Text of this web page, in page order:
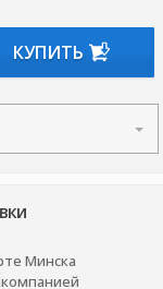
КУПИТЬ
Минска